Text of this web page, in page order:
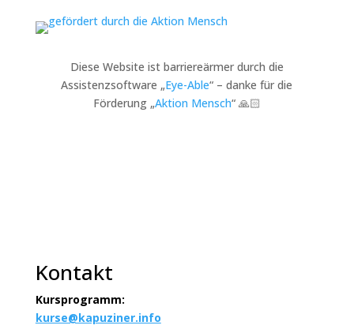
Diese Website ist barriereärmer durch die
Assistenzsoftware „Eye-Able“ – danke für die
Förderung „Aktion Mensch“ 🙏🏻
Kontakt
Kursprogramm:
kurse@kapuziner.info